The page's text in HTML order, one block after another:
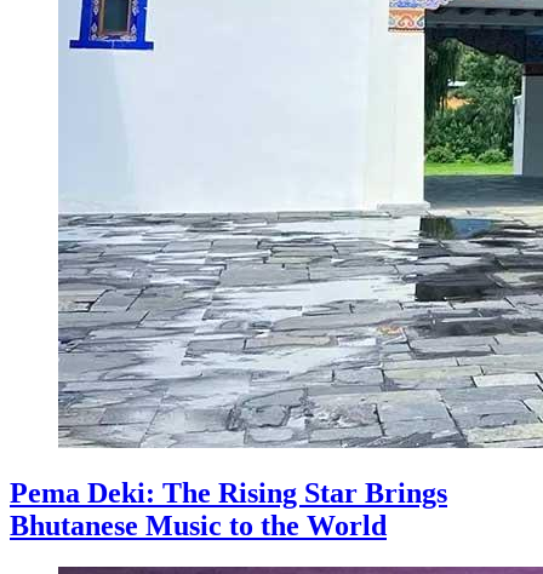
Pema Deki: The Rising Star Brings
Bhutanese Music to the World